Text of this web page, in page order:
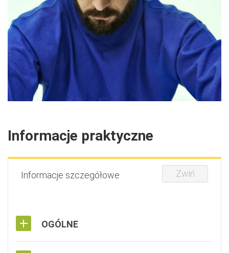
Informacje praktyczne
Informacje szczegółowe Zwiń
OGÓLNE